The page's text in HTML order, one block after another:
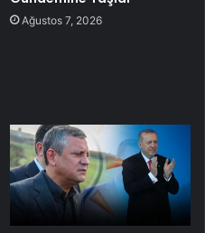
Ağustos 7, 2026